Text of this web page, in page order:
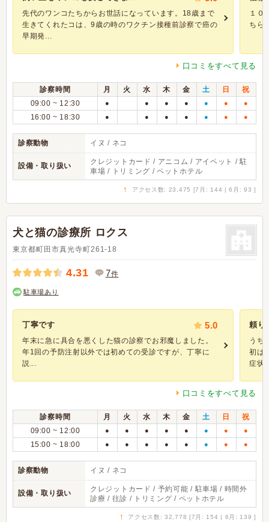
先代のワンコたちからお世話になっています。18歳まで
生きてくれたコは、9歳の時のワクチン接種前診察で癌の
早期発...
１０
ちら
口コミをすべて見る
診察時間 月 火 水 木 金 土 日
祝
09:00 ~ 12:30
● ● ● ● ● ● ●
16:00 ~ 18:30 ● ● ● ● ● ● ●
診察動物 イヌ / ネコ
設備・取り扱い
クレジットカード / アニコム / アイペット / 駐
車場 / トリミング / ペットホテル
↑ アクセス数: 23,475 [7月: 144 | 6月: 93 ]
犬と猫の診療所 ロクス
東京都町田市真光寺町261-18
4.31 7件
駐車場あり
丁寧です 5.0
年末に急に具合を悪くした猫の診察でお邪魔しました。
年1回の予防注射以外では初めての受診ですが、丁寧に
説...
頼り
うち
初は
症状
口コミをすべて見る
診察時間 月 火 水 木 金 土 日
祝
09:00 ~ 12:00
● ● ● ● ● ● ● ●
15:00 ~ 18:00 ● ● ● ● ● ● ● ●
診察動物 イヌ / ネコ
設備・取り扱い
クレジットカード / 予約可能 / 駐車場 / 時間外
診療 / 往診 / トリミング / ペットホテル
↑ アクセス数: 32,778 [7月: 154 | 6月: 139 ]